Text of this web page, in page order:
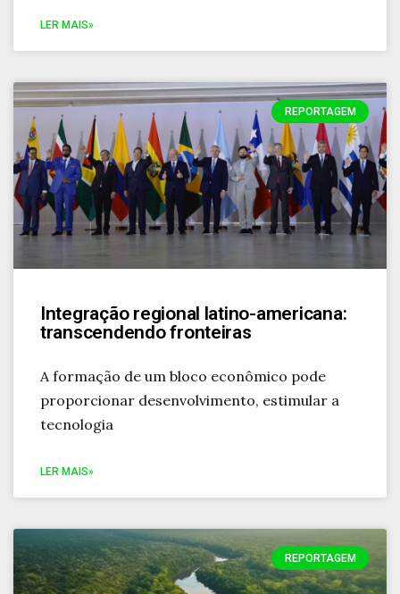
LER MAIS»
REPORTAGEM
Integração regional latino-americana:
transcendendo fronteiras
A formação de um bloco econômico pode
proporcionar desenvolvimento, estimular a
tecnologia
LER MAIS»
REPORTAGEM